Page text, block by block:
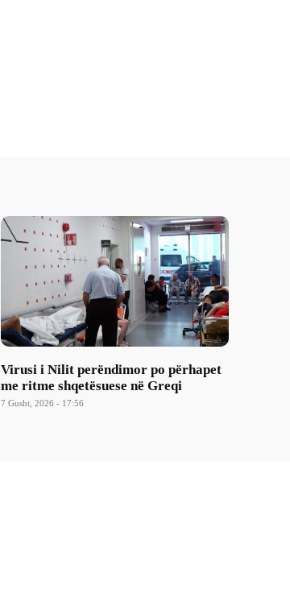
Virusi i Nilit perëndimor po përhapet
me ritme shqetësuese në Greqi
7 Gusht, 2026 - 17:56